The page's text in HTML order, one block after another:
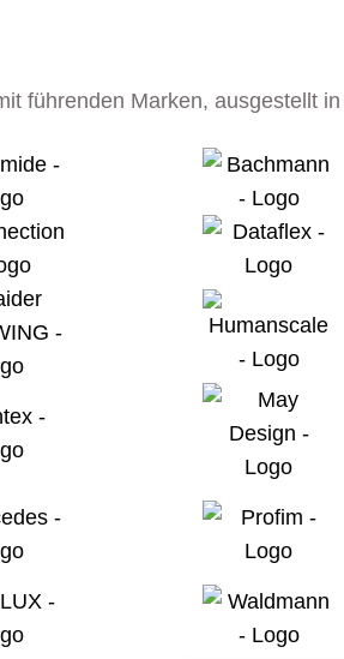
führenden Marken, ausgestellt